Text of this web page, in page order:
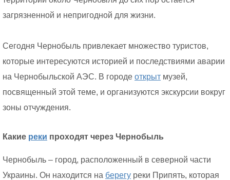
загрязненной и непригодной для жизни.
Сегодня Чернобыль привлекает множество туристов,
которые интересуются историей и последствиями аварии
на Чернобыльской АЭС. В городе открыт музей,
посвященный этой теме, и организуются экскурсии вокруг
зоны отчуждения.
Какие реки проходят через Чернобыль
Чернобыль – город, расположенный в северной части
Украины. Он находится на берегу реки Припять, которая